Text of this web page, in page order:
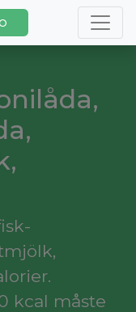
kcal måste